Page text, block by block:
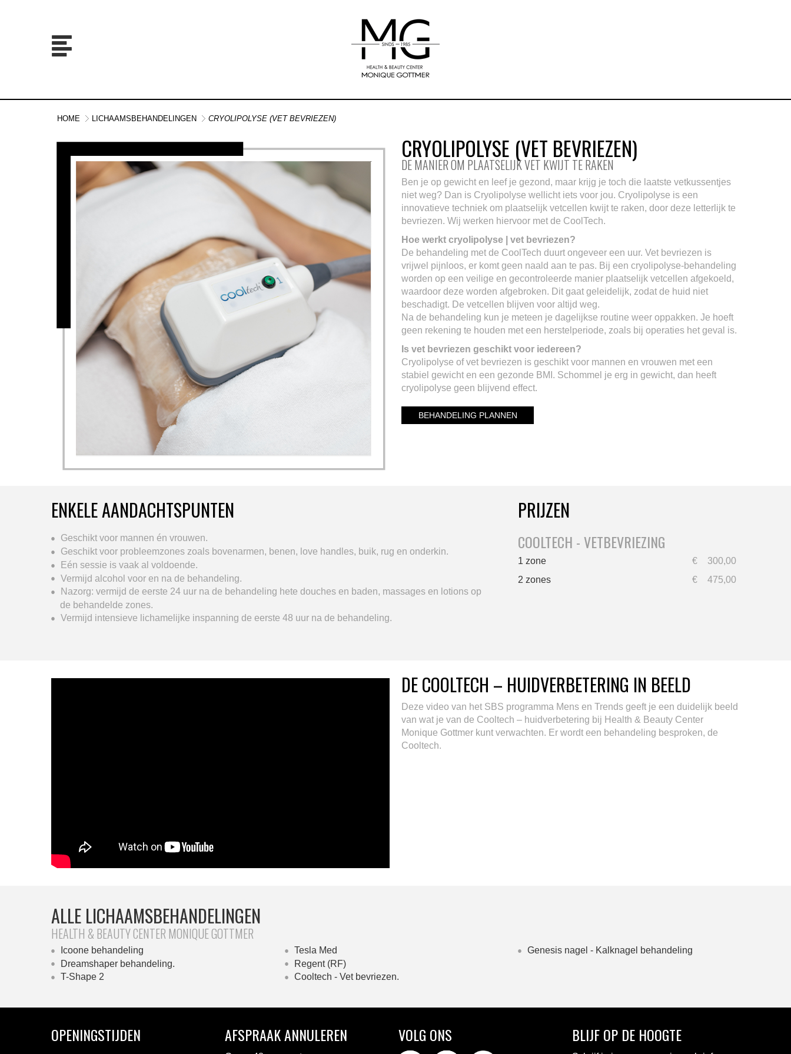
HOME LICHAAMSBEHANDELINGEN CRYOLIPOLYSE (VET BEVRIEZEN)
CRYOLIPOLYSE (VET BEVRIEZEN)
DE MANIER OM PLAATSELIJK VET KWIJT TE RAKEN
Ben je op gewicht en leef je gezond, maar krijg je toch die laatste vetkussentjes
niet weg? Dan is Cryolipolyse wellicht iets voor jou. Cryolipolyse is een
innovatieve techniek om plaatselijk vetcellen kwijt te raken, door deze letterlijk te
bevriezen. Wij werken hiervoor met de CoolTech.
Hoe werkt cryolipolyse | vet bevriezen?
De behandeling met de CoolTech duurt ongeveer een uur. Vet bevriezen is
vrijwel pijnloos, er komt geen naald aan te pas. Bij een cryolipolyse-behandeling
worden op een veilige en gecontroleerde manier plaatselijk vetcellen afgekoeld,
waardoor deze worden afgebroken. Dit gaat geleidelijk, zodat de huid niet
beschadigt. De vetcellen blijven voor altijd weg.
Na de behandeling kun je meteen je dagelijkse routine weer oppakken. Je hoeft
geen rekening te houden met een herstelperiode, zoals bij operaties het geval is.
Is vet bevriezen geschikt voor iedereen?
Cryolipolyse of vet bevriezen is geschikt voor mannen en vrouwen met een
stabiel gewicht en een gezonde BMI. Schommel je erg in gewicht, dan heeft
cryolipolyse geen blijvend effect.
BEHANDELING PLANNEN
ENKELE AANDACHTSPUNTEN
Geschikt voor mannen én vrouwen.
Geschikt voor probleemzones zoals bovenarmen, benen, love handles, buik, rug en onderkin.
Eén sessie is vaak al voldoende.
Vermijd alcohol voor en na de behandeling.
Nazorg: vermijd de eerste 24 uur na de behandeling hete douches en baden, massages en lotions op
de behandelde zones.
Vermijd intensieve lichamelijke inspanning de eerste 48 uur na de behandeling.
PRIJZEN
COOLTECH - VETBEVRIEZING
1 zone €
300,00
2 zones
€ 475,00
DE COOLTECH – HUIDVERBETERING IN BEELD
Deze video van het SBS programma Mens en Trends geeft je een duidelijk beeld
van wat je van de Cooltech – huidverbetering bij Health & Beauty Center
Monique Gottmer kunt verwachten. Er wordt een behandeling besproken, de
Cooltech.
ALLE LICHAAMSBEHANDELINGEN
HEALTH & BEAUTY CENTER MONIQUE GOTTMER
Icoone behandeling
Dreamshaper behandeling.
T-Shape 2
Tesla Med
Regent (RF)
Cooltech - Vet bevriezen.
Genesis nagel - Kalknagel behandeling
OPENINGSTIJDEN AFSPRAAK ANNULEREN VOLG ONS BLIJF OP DE HOOGTE